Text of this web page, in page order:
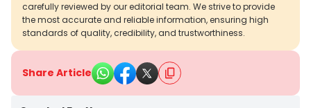
carefully reviewed by our editorial team. We strive to provide
the most accurate and reliable information, ensuring high
standards of quality, credibility, and trustworthiness.
Share Article